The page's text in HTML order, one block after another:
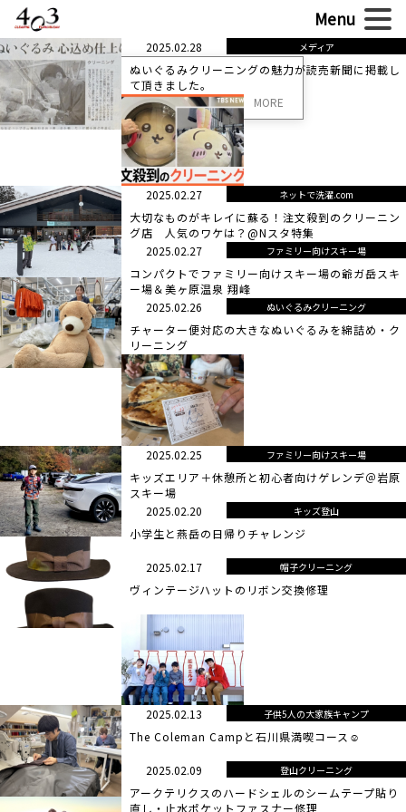
2025.02.28 メディア
ぬいぐるみクリーニングの魅力が読売新聞に掲載し
て頂きました。
2025.02.27 ネットで洗濯.com
大切なものがキレイに蘇る！注文殺到のクリーニン
グ店 人気のワケは？@Nスタ特集
2025.02.27
ファミリー向けスキー場
コンパクトでファミリー向けスキー場の爺ガ岳スキ
ー場＆美ヶ原温泉 翔峰
2025.02.26
ぬいぐるみクリーニング
チャーター便対応の大きなぬいぐるみを綿詰め・ク
リーニング
2025.02.25 ファミリー向けスキー場
キッズエリア＋休憩所と初心者向けゲレンデ＠岩原
スキー場
2025.02.20
キッズ登山
小学生と燕岳の日帰りチャレンジ
2025.02.17 帽子クリーニング
ヴィンテージハットのリボン交換修理
2025.02.13 子供5人の大家族キャンプ
The Coleman Campと石川県満喫コース☺
2025.02.09 登山クリーニング
アークテリクスのハードシェルのシームテープ貼り
直し・止水ポケットファスナー修理
MORE